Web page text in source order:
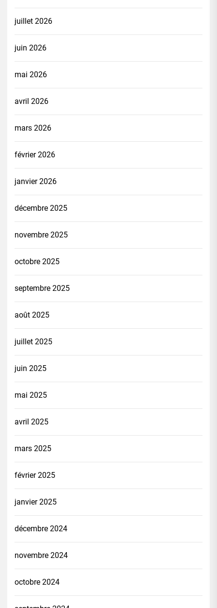
juillet 2026
juin 2026
mai 2026
avril 2026
mars 2026
février 2026
janvier 2026
décembre 2025
novembre 2025
octobre 2025
septembre 2025
août 2025
juillet 2025
juin 2025
mai 2025
avril 2025
mars 2025
février 2025
janvier 2025
décembre 2024
novembre 2024
octobre 2024